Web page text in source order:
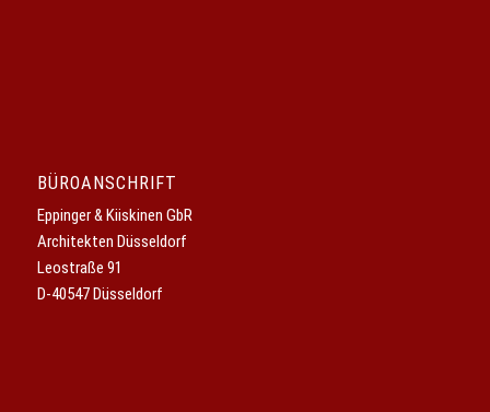
BÜROANSCHRIFT
Eppinger & Kiiskinen GbR
Architekten Düsseldorf
Leostraße 91
D-40547 Düsseldorf